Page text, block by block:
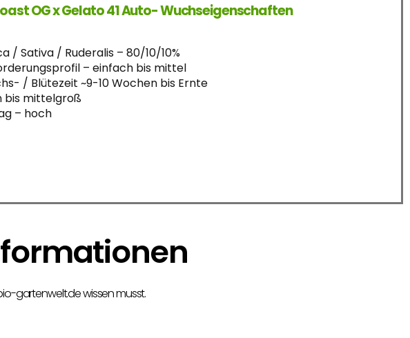
OG x Gelato 41 Auto- Wuchseigenschaften
/ Sativa / Ruderalis – 80/10/10%
– einfach bis mittel
/ Blütezeit ~9-10 Wochen bis Ernte
bis mittelgroß
– hoch
gartenwelt.de wissen musst.